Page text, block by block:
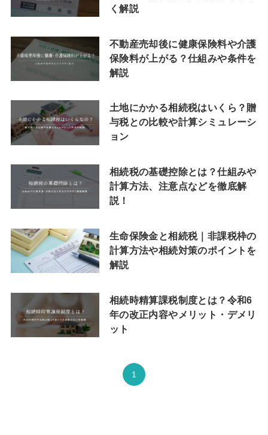
く解説
不動産売却後に健康保険料や介護
保険料が上がる？仕組みや条件を
解説
土地にかかる相続税はいくら？贈
与税との比較や計算シミュレーシ
ョン
相続税の基礎控除とは？仕組みや
計算方法、注意点などを徹底解
説！
生命保険金と相続税｜非課税枠の
計算方法や相続対策のポイントを
解説
相続時精算課税制度とは？令和6
年の改正内容やメリット・デメリ
ット
1